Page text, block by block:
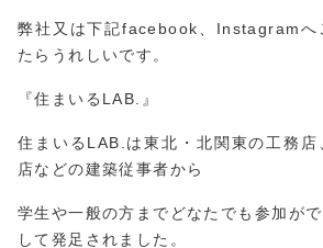
弊社又は下記facebook、Instagramへ
たらうれしいです。
『住まいるLAB.』
住まいるLAB.は東北・北関東の工務
店などの建築従事者から
学生や一般の方までどなたでも参加が
して発足されました。